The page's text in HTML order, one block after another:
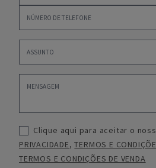
Clique aqui para aceitar o
PRIVACIDADE,TERMOS E
TERMOS E CONDIÇÕES DE VENDA